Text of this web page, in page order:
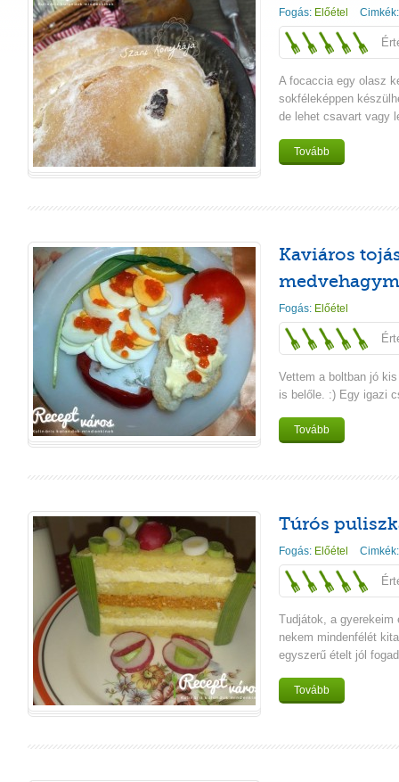
Fogás: Előétel
A focaccia egy olasz
sokféleképpen
de lehet csavart vagy
Tovább
Kaviáros
Fogás: Előétel
Vettem a boltban jó
is belőle. :) Egy igazi
Tovább
Túrós
Fogás: Előétel
Tudjátok, a gyerekeim
nekem mindenfélét
egyszerű ételt jól
Tovább